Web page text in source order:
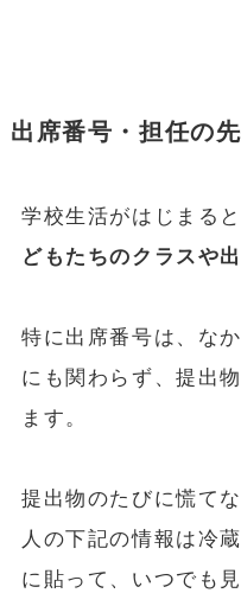
出席番号・担任の
学校生活がはじまる
どもたちのクラスや
特に出席番号は、な
にも関わらず、提出
ます。
提出物のたびに慌て
人の下記の情報は冷
に貼って、いつでも